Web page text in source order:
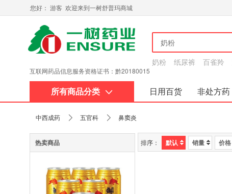
您好： 游客 欢迎来到一树舒普玛商城
互联网药品信息服务资格证书：黔20180015
奶粉 纸尿裤 百雀羚
所有商品分类 日用百货 非处方药
中西成药 五官科 鼻窦炎
热卖商品 排序： 默认 销量 价格